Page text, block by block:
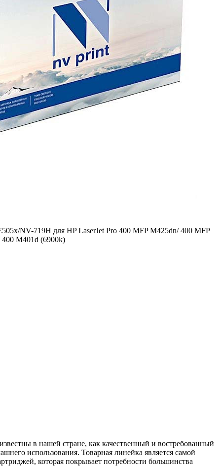
NV-719H для HP LaserJet Pro 400 MFP M425dn/ 400 MFP
M401d (6900k)
в нашей стране, как качественный и востребованный
использования. Товарная линейка является самой
которая покрывает потребности большинства